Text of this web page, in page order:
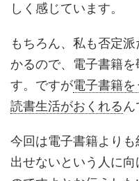
しく感じています。
もちろん、私も否定
かるので、電子書籍
す。ですが電子書籍
読書生活がおくれるん
今回は電子書籍より
出せないという人に